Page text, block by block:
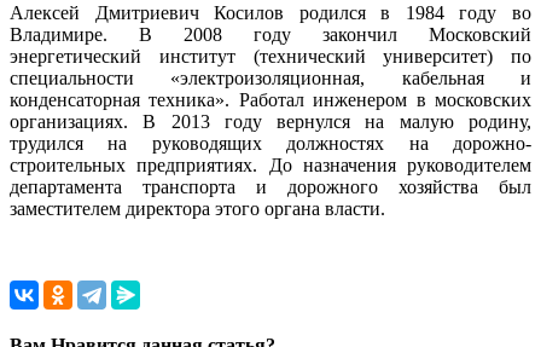
Алексей Дмитриевич Косилов родился в 1984 году во
Владимире. В 2008 году закончил Московский
энергетический институт (технический университет) по
специальности «электроизоляционная, кабельная и
конденсаторная техника». Работал инженером в московских
организациях. В 2013 году вернулся на малую родину,
трудился на руководящих должностях на дорожно-
строительных предприятиях. До назначения руководителем
департамента транспорта и дорожного хозяйства был
заместителем директора этого органа власти.